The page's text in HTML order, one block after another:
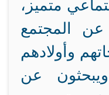
متميز،
المجتمع
وأولادهم
ويبحثون عن